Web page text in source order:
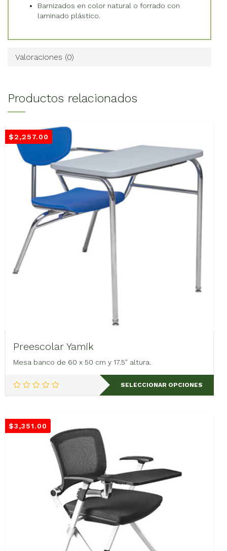
Barnizados en color natural o forrado con
laminado plástico.
Valoraciones (0)
Productos relacionados
$2,257.00
Preescolar Yamik
Mesa banco de 60 x 50 cm y 17.5″ altura.
SELECCIONAR OPCIONES
Este
producto
Las
opciones
se
pueden
elegir
en
la
página
de
producto
$3,351.00